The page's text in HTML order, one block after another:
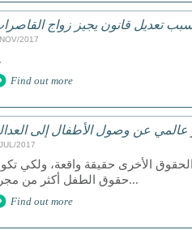
تعديل قانون يجيز زواج
2017
Find out more
عالمي عن وصول الأطفال إلى
2017
الأخرى حقيقة واقعة، ولكي
حقوق الطفل أكثر من مجرد...
Find out more